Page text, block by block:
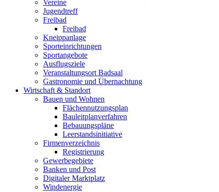
Vereine
Jugendtreff
Freibad
Freibad
Kneippanlage
Sporteinrichtungen
Sportangebote
Ausflugsziele
Veranstaltungsort Badsaal
Gastronomie und Übernachtung
Wirtschaft & Standort
Bauen und Wohnen
Flächennutzungsplan
Bauleitplanverfahren
Bebauungspläne
Leerstandsinitiative
Firmenverzeichnis
Registrierung
Gewerbegebiete
Banken und Post
Digitaler Marktplatz
Windenergie